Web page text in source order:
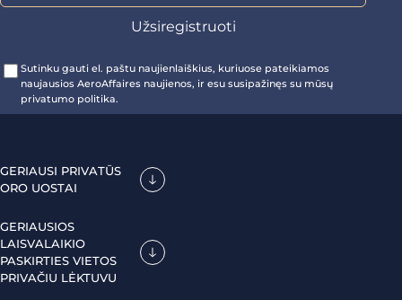
Sutinku gauti el. paštu naujienlaiškius, kuriuose pateikiamos
naujausios AeroAffaires naujienos, ir esu susipažinęs su mūsų
privatumo politika.
GERIAUSI PRIVATŪS
ORO UOSTAI
GERIAUSIOS
LAISVALAIKIO
PASKIRTIES VIETOS
PRIVAČIU LĖKTUVU